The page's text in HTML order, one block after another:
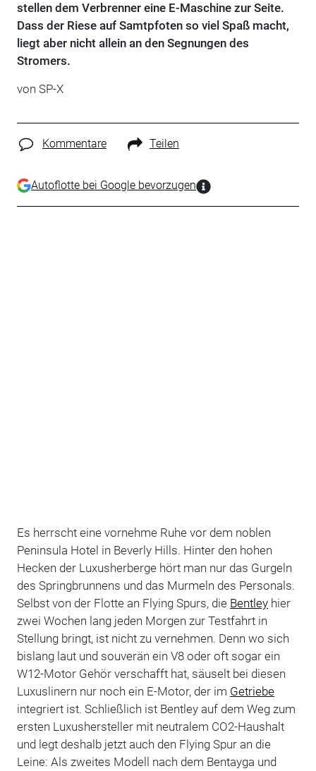
stellen dem Verbrenner eine E-Maschine zur Seite.
Dass der Riese auf Samtpfoten so viel Spaß macht,
liegt aber nicht allein an den Segnungen des
Stromers.
von SP-X
Kommentare Teilen
Autoflotte bei Google bevorzugen
Es herrscht eine vornehme Ruhe vor dem noblen
Peninsula Hotel in Beverly Hills. Hinter den hohen
Hecken der Luxusherberge hört man nur das Gurgeln
des Springbrunnens und das Murmeln des Personals.
Selbst von der Flotte an Flying Spurs, die Bentleyhier
zwei Wochen lang jeden Morgen zur Testfahrt in
Stellung bringt, ist nicht zu vernehmen. Denn wo sich
bislang laut und souverän ein V8 oder oft sogar ein
W12-Motor Gehör verschafft hat, säuselt bei diesen
Luxuslinern nur noch ein E-Motor, der im Getriebe
integriert ist. Schließlich ist Bentley auf dem Weg zum
ersten Luxushersteller mit neutralem CO2-Haushalt
und legt deshalb jetzt auch den Flying Spur an die
Leine: Als zweites Modell nach dem Bentayga und